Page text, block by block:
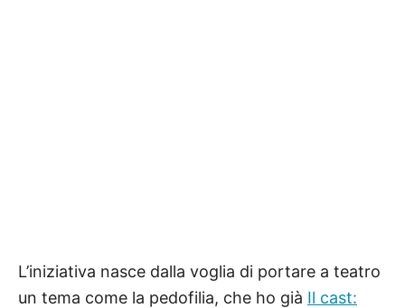
L’iniziativa nasce dalla voglia di portare a teatro
un tema come la pedofilia, che ho già Il cast: